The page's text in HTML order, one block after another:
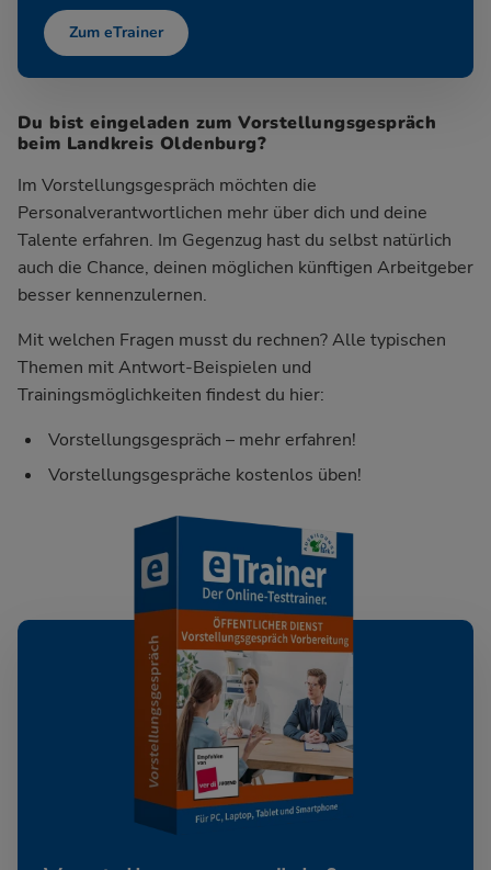
Zum eTrainer
Du bist eingeladen zum Vorstellungsgespräch
beim Landkreis Oldenburg?
Im Vorstellungsgespräch möchten die
Personalverantwortlichen mehr über dich und deine
Talente erfahren. Im Gegenzug hast du selbst natürlich
auch die Chance, deinen möglichen künftigen Arbeitgeber
besser kennenzulernen.
Mit welchen Fragen musst du rechnen? Alle typischen
Themen mit Antwort-Beispielen und
Trainingsmöglichkeiten findest du hier:
Vorstellungsgespräch – mehr erfahren!
Vorstellungsgespräche kostenlos üben!